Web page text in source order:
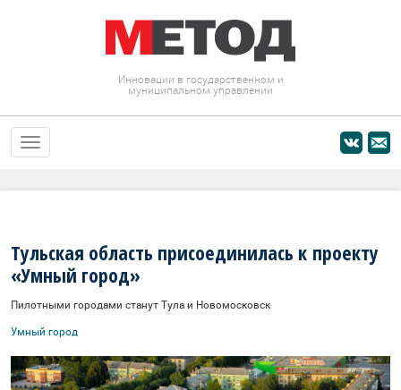
Инновации в государственном и
муниципальном управлении
Тульская область присоединилась к проекту
«Умный город»
Пилотными городами станут Тула и Новомосковск
Умный город